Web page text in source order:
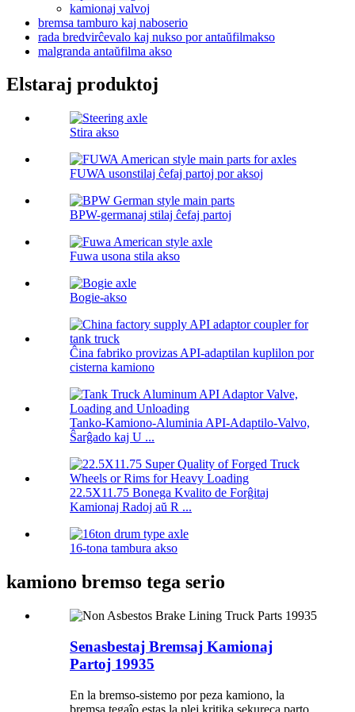
kamionaj valvoj
bremsa tamburo kaj naboserio
rada bredvirĉevalo kaj nukso por antaŭfilmakso
malgranda antaŭfilma akso
Elstaraj produktoj
Stira akso
FUWA usonstilaj ĉefaj partoj por aksoj
BPW-germanaj stilaj ĉefaj partoj
Fuwa usona stila akso
Bogie-akso
Ĉina fabriko provizas API-adaptilan kuplilon por
cisterna kamiono
Tanko-Kamiono-Aluminia API-Adaptilo-Valvo,
Ŝarĝado kaj U ...
22.5X11.75 Bonega Kvalito de Forĝitaj
Kamionaj Radoj aŭ R ...
16-tona tambura akso
kamiono bremso tega serio
Senasbestaj Bremsaj Kamionaj
Partoj 19935
En la bremso-sistemo por peza kamiono, la
bremsa tegaĵo estas la plej kritika sekureca parto.